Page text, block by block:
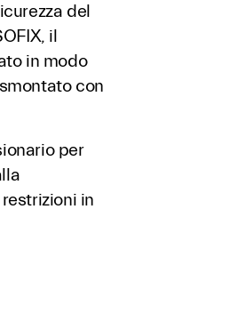
del
il
in modo
con
per
in